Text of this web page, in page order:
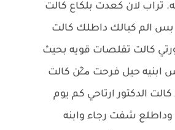
تراب لان كعدت بلكاع كالت
بس الم كبالك داطلك كالت
كالت تقلصات قويه بحيث
ابنيه حيل فرحت م̷ـــِْن كالت
الدكتور ارتاحي كم يوم
وداطلع شفت رجاء وابنه